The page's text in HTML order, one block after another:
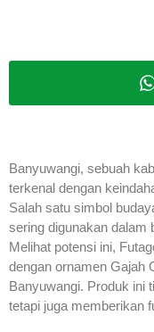
Banyuwangi, sebuah
terkenal dengan
Salah satu simbol
sering digunakan dalam
Melihat potensi ini,
dengan ornamen Gajah
Banyuwangi. Produk ini
tetapi juga memberikan